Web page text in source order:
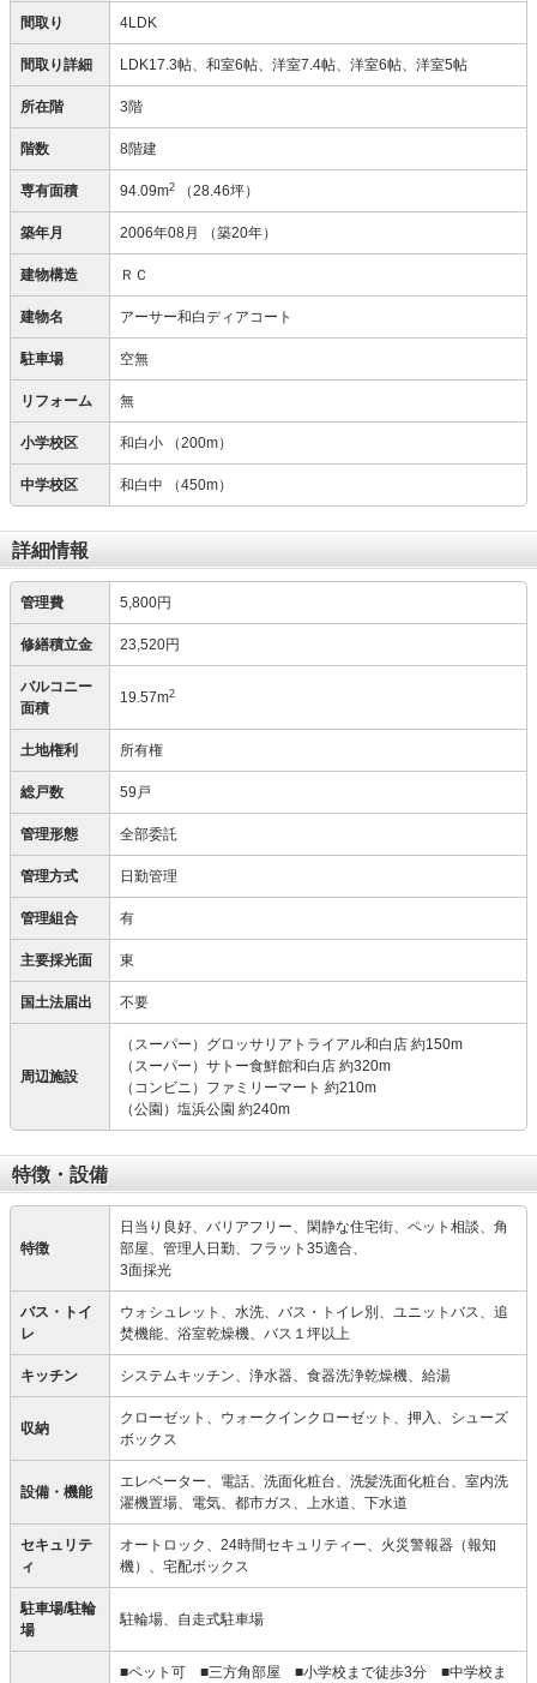
間取り 4LDK
間取り詳細 LDK17.3帖、和室6帖、洋室7.4帖、洋室6帖、洋室5帖
所在階 3階
階数 8階建
専有面積 94.09m2 （28.46坪）
築年月 2006年08月 （築20年）
建物構造 ＲＣ
建物名 アーサー和白ディアコート
駐車場 空無
リフォーム 無
小学校区 和白小 （200m）
中学校区 和白中 （450m）
詳細情報
管理費 5,800円
修繕積立金 23,520円
バルコニー
面積
19.57m2
土地権利 所有権
総戸数 59戸
管理形態 全部委託
管理方式 日勤管理
管理組合 有
主要採光面 東
国土法届出 不要
周辺施設
（スーパー）グロッサリアトライアル和白店 約150m
（スーパー）サトー食鮮館和白店 約320m
（コンビニ）ファミリーマート 約210m
（公園）塩浜公園 約240m
特徴・設備
特徴
日当り良好、バリアフリー、閑静な住宅街、ペット相談、角
部屋、管理人日勤、フラット35適合、
3面採光
バス・トイ
レ
ウォシュレット、水洗、バス・トイレ別、ユニットバス、追
焚機能、浴室乾燥機、バス１坪以上
キッチン システムキッチン、浄水器、食器洗浄乾燥機、給湯
収納
クローゼット、ウォークインクローゼット、押入、シューズ
ボックス
設備・機能
エレベーター、電話、洗面化粧台、洗髪洗面化粧台、室内洗
濯機置場、電気、都市ガス、上水道、下水道
セキュリテ
ィ
オートロック、24時間セキュリティー、火災警報器（報知
機）、宅配ボックス
駐車場/駐輪
場
駐輪場、自走式駐車場
■ペット可 ■三方角部屋 ■小学校まで徒歩3分 ■中学校ま